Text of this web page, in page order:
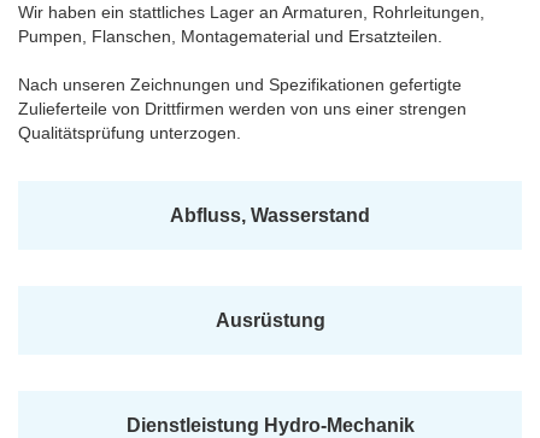
Wir haben ein stattliches Lager an Armaturen, Rohrleitungen,
Pumpen, Flanschen, Montagematerial und Ersatzteilen.
Nach unseren Zeichnungen und Spezifikationen gefertigte
Zulieferteile von Drittfirmen werden von uns einer strengen
Qualitätsprüfung unterzogen.
Abfluss, Wasserstand
Ausrüstung
Dienstleistung Hydro-Mechanik